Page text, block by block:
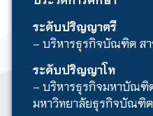
ระดับปริญญาตรี
– บริหารธุรกิจบัณฑิต สา
ระดับปริญญาโท
– บริหารธุรกิจมหาบัณฑิ
มหาวิทยาลัยธุรกิจบัณฑิ